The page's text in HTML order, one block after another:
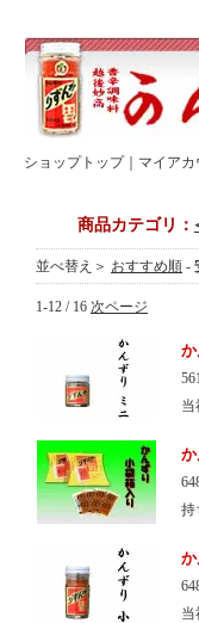
ショップトップ｜ マイアカ
商品カテゴリ：
並べ替え＞ おすすめ順 -
1-12 / 16 次ページ
持